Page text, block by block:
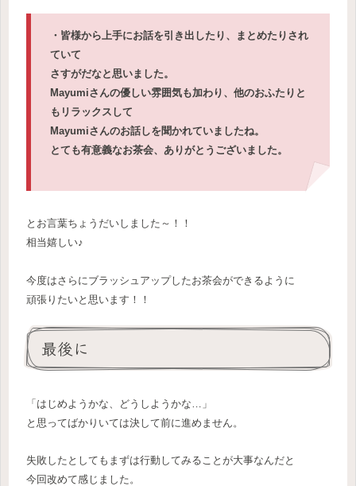
・皆様から上手にお話を引き出したり、まとめたりされ
ていて
さすがだなと思いました。
Mayumiさんの優しい雰囲気も加わり、他のおふたりと
もリラックスして
Mayumiさんのお話しを聞かれていましたね。
とても有意義なお茶会、ありがとうございました。
とお言葉ちょうだいしました～！！
相当嬉しい♪
今度はさらにブラッシュアップしたお茶会ができるように
頑張りたいと思います！！
最後に
「はじめようかな、どうしようかな…」
と思ってばかりいては決して前に進めません。
失敗したとしてもまずは行動してみることが大事なんだと
今回改めて感じました。